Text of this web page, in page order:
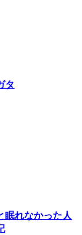
タ
眠れなかった人